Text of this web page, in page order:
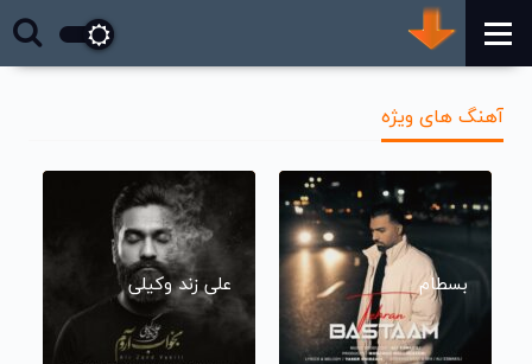
آهنگ های ویژه
بسطام علی زند وکیلی